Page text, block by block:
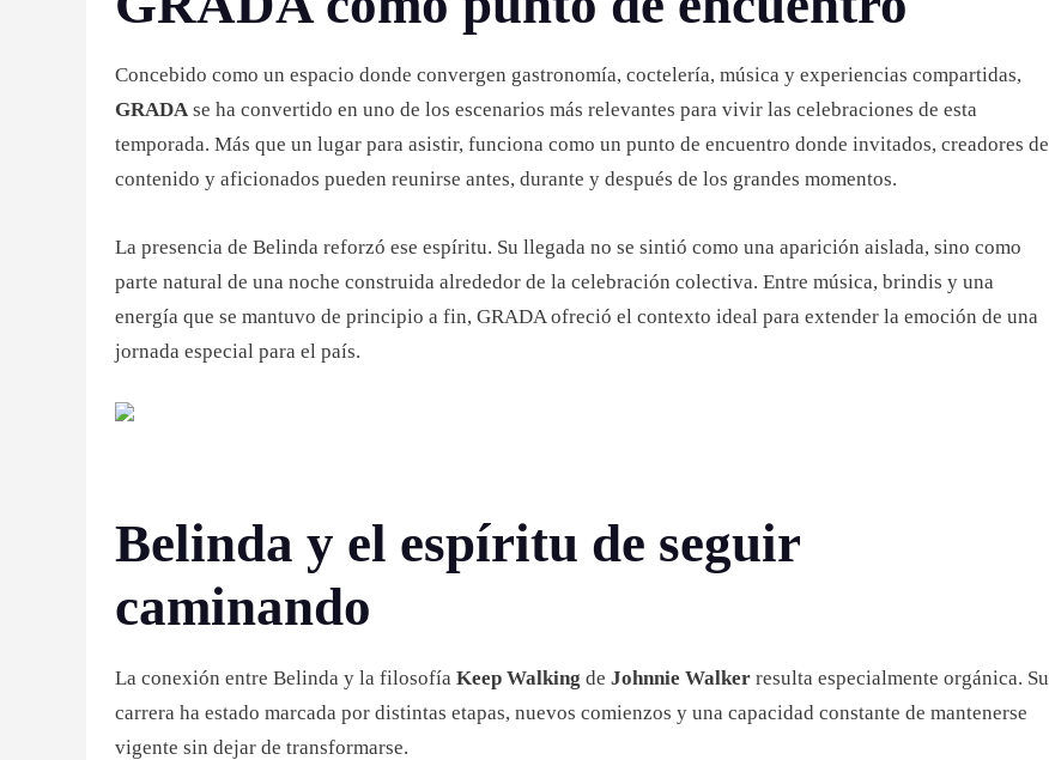
Concebido como un espacio donde convergen gastronomía, coctelería, música y experiencias compartidas,
GRADA se ha convertido en uno de los escenarios más relevantes para vivir las celebraciones de esta
temporada. Más que un lugar para asistir, funciona como un punto de encuentro donde invitados, creadores de
contenido y aficionados pueden reunirse antes, durante y después de los grandes momentos.
La presencia de Belinda reforzó ese espíritu. Su llegada no se sintió como una aparición aislada, sino como
parte natural de una noche construida alrededor de la celebración colectiva. Entre música, brindis y una
energía que se mantuvo de principio a fin, GRADA ofreció el contexto ideal para extender la emoción de una
jornada especial para el país.
Belinda y el espíritu de seguir
caminando
La conexión entre Belinda y la filosofía Keep Walking de Johnnie Walker resulta especialmente orgánica. Su
carrera ha estado marcada por distintas etapas, nuevos comienzos y una capacidad constante de mantenerse
vigente sin dejar de transformarse.